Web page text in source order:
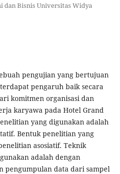
dan Bisnis Universitas Widya
pengujian yang bertujuan
pengaruh baik secara
komitmen organisasi dan
karyawa pada Hotel Grand
yang digunakan adalah
Bentuk penelitian yang
asosiatif. Teknik
adalah dengan
pengumpulan data dari sampel